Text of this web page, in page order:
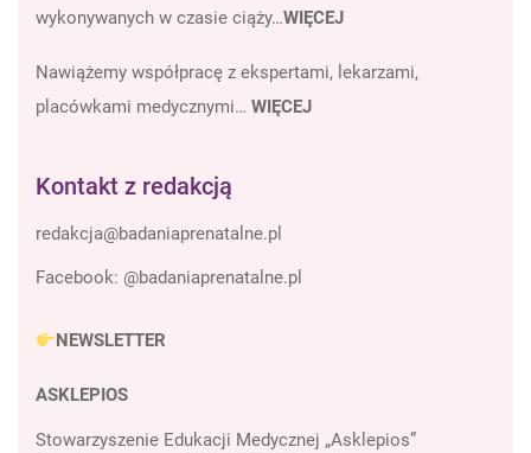
wykonywanych w czasie ciąży…WIĘCEJ
Nawiążemy współpracę z ekspertami, lekarzami,
placówkami medycznymi… WIĘCEJ
Kontakt z redakcją
Facebook: @badaniaprenatalne.pl
NEWSLETTER
ASKLEPIOS
Stowarzyszenie Edukacji Medycznej „Asklepios”